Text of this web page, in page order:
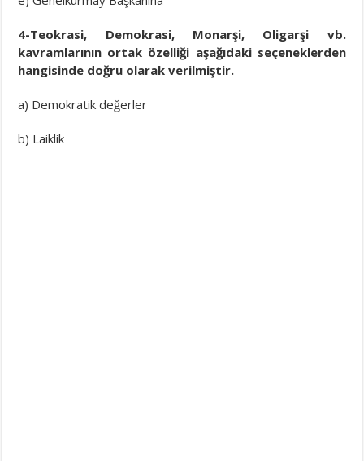
4-Teokrasi, Demokrasi, Monarşi, Oligarşi vb.
kavramlarının ortak özelliği aşağıdaki seçeneklerden
hangisinde doğru olarak verilmiştir.
a) Demokratik değerler
b) Laiklik